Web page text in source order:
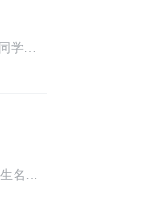
学…
名…